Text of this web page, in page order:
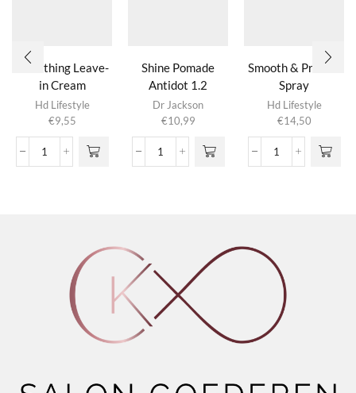
Smoothing Leave-
in Cream
Hd Lifestyle
€9,55
Smoothing
Shine Pomade
Antidot 1.2
Dr Jackson
€10,99
Shine
Smooth & Protect
Spray
Hd Lifestyle
€14,50
Smooth